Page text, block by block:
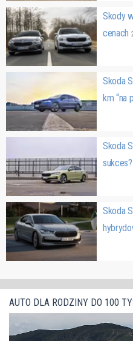
Skody
cenach
Skoda
km “na
Skoda
Skoda
AUTO DLA RODZINY DO 100